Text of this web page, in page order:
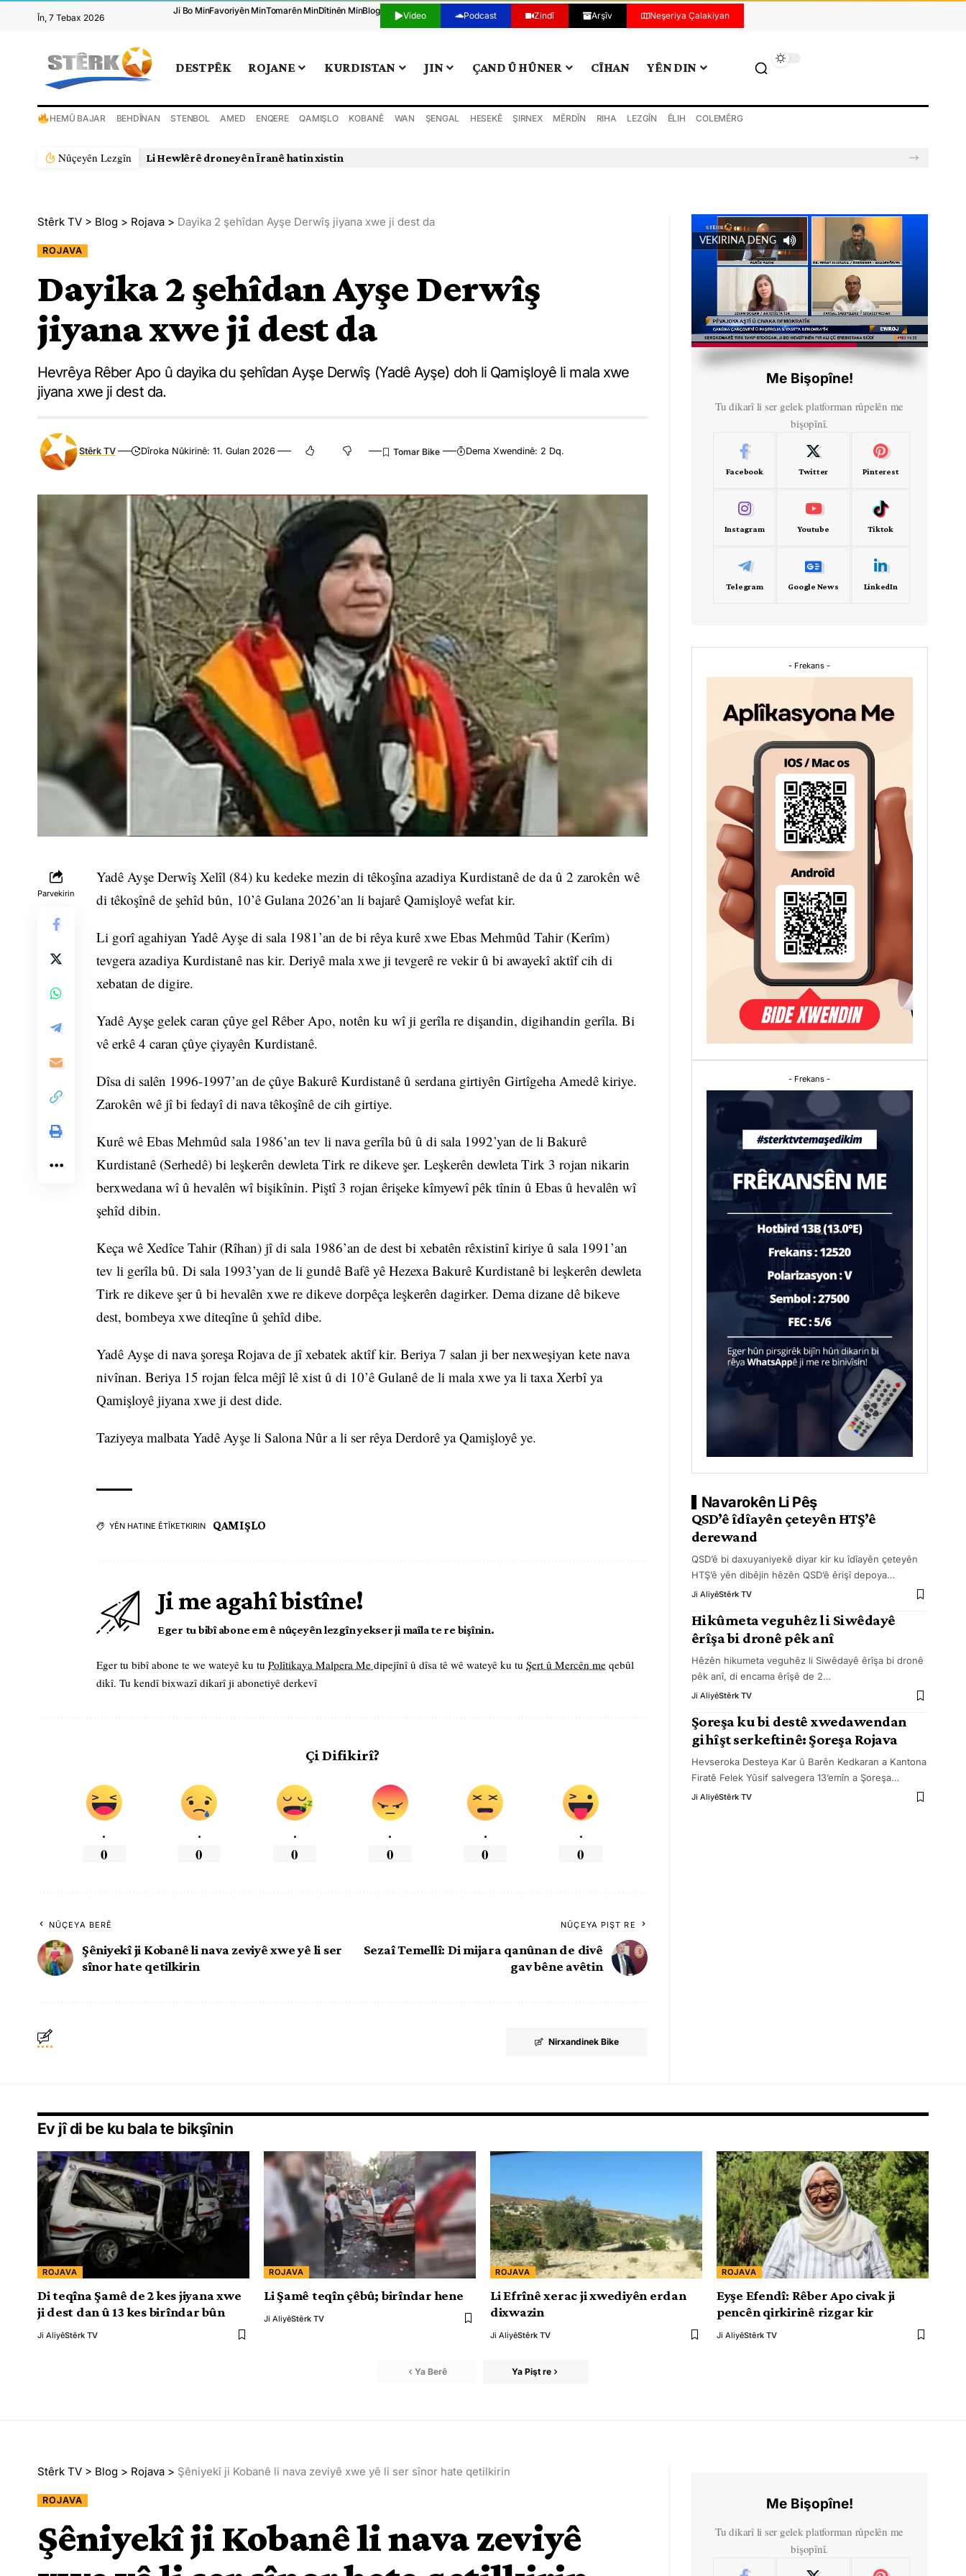
În, 7 Tebax 2026
Ji Bo MinFavoriyên MinTomarên MinDîtinên MinBlog Video Podcast Zindî Arşîv Neşeriya Çalakiyan
DESTPÊK ROJANE KURDISTAN JIN ÇAND Û HÛNER CÎHAN YÊN DIN
HEMÛ BAJAR BEHDÎNAN STENBOL AMED ENQERE QAMIŞLO KOBANÊ WAN ŞENGAL HESEKÊ ŞIRNEX MÊRDÎN RIHA LEZGÎN ÊLIH COLEMÊRG
Nûçeyên Lezgîn Li Hewlêrê droneyên Îranê hatin xistin
Stêrk TV > Blog > Rojava > Dayika 2 şehîdan Ayşe Derwîş jiyana xwe ji dest da
ROJAVA
Dayika 2 şehîdan Ayşe Derwîş
jiyana xwe ji dest da
Hevrêya Rêber Apo û dayika du şehîdan Ayşe Derwîş (Yadê Ayşe) doh li Qamişloyê li mala xwe
jiyana xwe ji dest da.
Stêrk TV Dîroka Nûkirinê: 11. Gulan 2026 Dema Xwendinê: 2 Dq.
Parvekirin
Yadê Ayşe Derwîş Xelîl (84) ku kedeke mezin di têkoşîna azadiya Kurdistanê de da û 2 zarokên wê
di têkoşînê de şehîd bûn, 10’ê Gulana 2026’an li bajarê Qamişloyê wefat kir.
Li gorî agahiyan Yadê Ayşe di sala 1981’an de bi rêya kurê xwe Ebas Mehmûd Tahir (Kerîm)
tevgera azadiya Kurdistanê nas kir. Deriyê mala xwe ji tevgerê re vekir û bi awayekî aktîf cih di
xebatan de digire.
Yadê Ayşe gelek caran çûye gel Rêber Apo, notên ku wî ji gerîla re dişandin, digihandin gerîla. Bi
vê erkê 4 caran çûye çiyayên Kurdistanê.
Dîsa di salên 1996-1997’an de çûye Bakurê Kurdistanê û serdana girtiyên Girtîgeha Amedê kiriye.
Zarokên wê jî bi fedayî di nava têkoşînê de cih girtiye.
Kurê wê Ebas Mehmûd sala 1986’an tev li nava gerîla bû û di sala 1992’yan de li Bakurê
Kurdistanê (Serhedê) bi leşkerên dewleta Tirk re dikeve şer. Leşkerên dewleta Tirk 3 rojan nikarin
berxwedana wî û hevalên wî bişikînin. Piştî 3 rojan êrişeke kîmyewî pêk tînin û Ebas û hevalên wî
şehîd dibin.
Keça wê Xedîce Tahir (Rîhan) jî di sala 1986’an de dest bi xebatên rêxistinî kiriye û sala 1991’an
tev li gerîla bû. Di sala 1993’yan de li gundê Bafê yê Hezexa Bakurê Kurdistanê bi leşkerên dewleta
Tirk re dikeve şer û bi hevalên xwe re dikeve dorpêça leşkerên dagirker. Dema dizane dê bikeve
dest, bombeya xwe diteqîne û şehîd dibe.
Yadê Ayşe di nava şoreşa Rojava de jî xebatek aktîf kir. Beriya 7 salan ji ber nexweşiyan kete nava
nivînan. Beriya 15 rojan felca mêjî lê xist û di 10’ê Gulanê de li mala xwe ya li taxa Xerbî ya
Qamişloyê jiyana xwe ji dest dide.
Taziyeya malbata Yadê Ayşe li Salona Nûr a li ser rêya Derdorê ya Qamişloyê ye.
YÊN HATINE ÊTÎKETKIRIN QAMIŞLO
Ji me agahî bistîne!
Eger tu bibî abone em ê nûçeyên lezgîn yekser ji maîla te re bişînin.
Eger tu bibî abone te we wateyê ku tu Polîtikaya Malpera Me dipejînî û dîsa tê wê wateyê ku tu Şert û Mercên me qebûl
dikî. Tu kendî bixwazî dikarî ji abonetiyê derkevî
Çi Difikirî?
.
0
.
0
.
0
.
0
.
0
.
0
NÛÇEYA BERÊ
Şêniyekî ji Kobanê li nava zeviyê xwe yê li ser
sînor hate qetilkirin
NÛÇEYA PIŞT RE
Sezaî Temellî: Di mijara qanûnan de divê
gav bêne avêtin
Nirxandinek Bike
VEKIRINA DENG
Me Bişopîne!
Tu dikarî li ser gelek platforman rûpelên me
bişopînî.
Facebook Twitter Pinterest
Instagram Youtube Tiktok
Telegram Google News LinkedIn
- Frekans -
- Frekans -
Navarokên Li Pêş
QSD’ê îdîayên çeteyên HTŞ’ê
derewand
QSD’ê bi daxuyaniyekê diyar kir ku îdîayên çeteyên
HTŞ’ê yên dibêjin hêzên QSD’ê êrişî depoya…
Ji AliyêStêrk TV
Hikûmeta veguhêz li Siwêdayê
êrîşa bi dronê pêk anî
Hêzên hikumeta veguhêz li Siwêdayê êrîşa bi dronê
pêk anî, di encama êrîşê de 2…
Ji AliyêStêrk TV
Şoreşa ku bi destê xwedawendan
gihîşt serkeftinê: Şoreşa Rojava
Hevseroka Desteya Kar û Barên Kedkaran a Kantona
Firatê Felek Yûsif salvegera 13’emîn a Şoreşa…
Ji AliyêStêrk TV
Ev jî di be ku bala te bikşînin
ROJAVA
Di teqîna Şamê de 2 kes jiyana xwe
ji dest dan û 13 kes birîndar bûn
Ji AliyêStêrk TV
ROJAVA
Li Şamê teqîn çêbû; birîndar hene
Ji AliyêStêrk TV
ROJAVA
Li Efrînê xerac ji xwediyên erdan
dixwazin
Ji AliyêStêrk TV
ROJAVA
Eyşe Efendî: Rêber Apo civak ji
pencên qirkirinê rizgar kir
Ji AliyêStêrk TV
Ya Berê Ya Pişt re
Stêrk TV > Blog > Rojava > Şêniyekî ji Kobanê li nava zeviyê xwe yê li ser sînor hate qetilkirin
ROJAVA
Şêniyekî ji Kobanê li nava zeviyê
Me Bişopîne!
Tu dikarî li ser gelek platforman rûpelên me
bişopînî.